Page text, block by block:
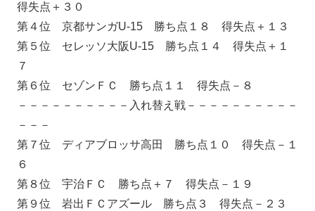
得失点＋３０
第４位 京都サンガU-15 勝ち点１８ 得失点＋１３
第５位 セレッソ大阪U-15 勝ち点１４ 得失点＋１
７
第６位 セゾンＦＣ 勝ち点１１ 得失点－８
－－－－－－－－－－入れ替え戦－－－－－－－－－－
－－－
第７位 ディアブロッサ高田 勝ち点１０ 得失点－１
６
第８位 宇治ＦＣ 勝ち点＋７ 得失点－１９
第９位 岩出ＦＣアズール 勝ち点３ 得失点－２３